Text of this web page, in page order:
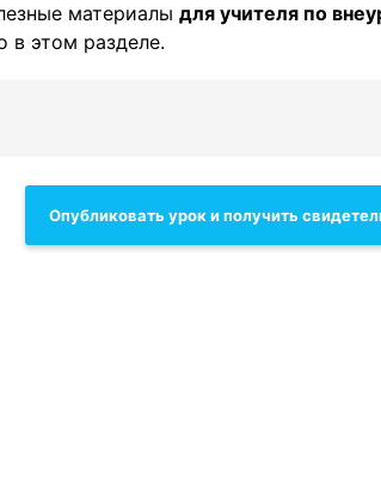
материалы для учителя по
в этом разделе.
Опубликовать урок и получить